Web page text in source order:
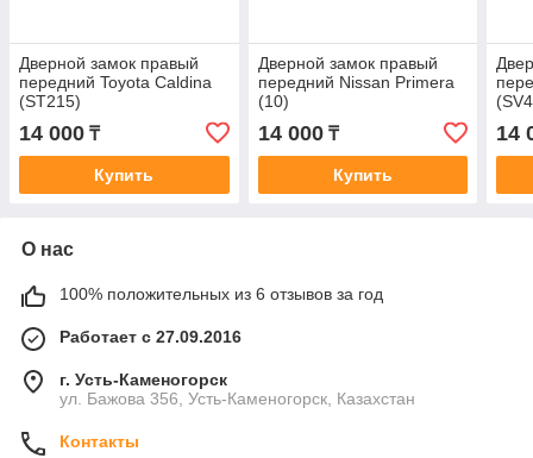
Дверной замок правый
передний Toyota Caldina
(ST215)
14 000 ₸
Купить
Дверной замок правый
передний Nissan Primera
(10)
14 000₸
Купить
14
О нас
100% положительных из 6 отзывов за год
Работает с 27.09.2016
г. Усть-Каменогорск
ул. Бажова 356, Усть-Каменогорск, Казахстан
Контакты